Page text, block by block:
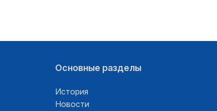
Основные разделы
История
Новости